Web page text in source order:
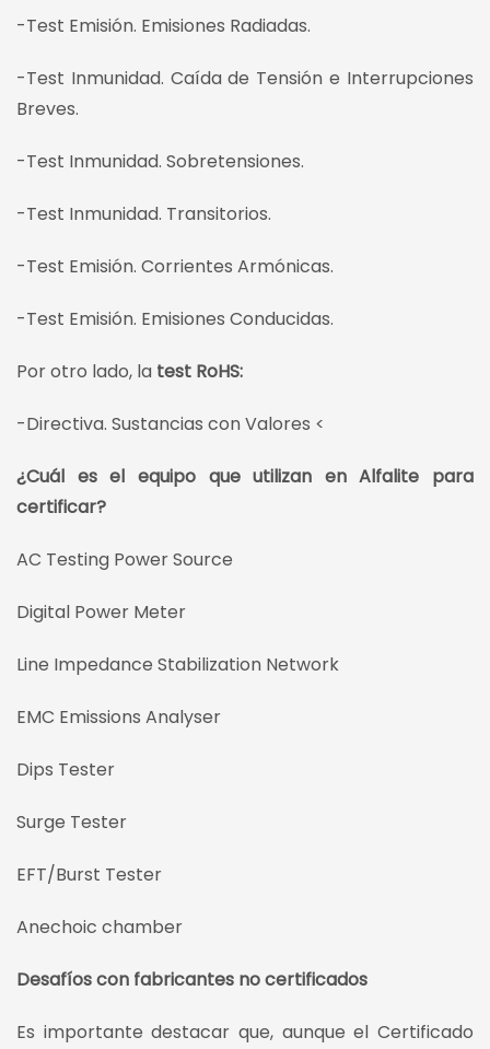
-Test Emisión. Emisiones Radiadas.
-Test Inmunidad. Caída de Tensión e Interrupciones
Breves.
-Test Inmunidad. Sobretensiones.
-Test Inmunidad. Transitorios.
-Test Emisión. Corrientes Armónicas.
-Test Emisión. Emisiones Conducidas.
Por otro lado, la test RoHS:
-Directiva. Sustancias con Valores <
¿Cuál es el equipo que utilizan en Alfalite para
certificar?
AC Testing Power Source
Digital Power Meter
Line Impedance Stabilization Network
EMC Emissions Analyser
Dips Tester
Surge Tester
EFT/Burst Tester
Anechoic chamber
Desafíos con fabricantes no certificados
Es importante destacar que, aunque el Certificado